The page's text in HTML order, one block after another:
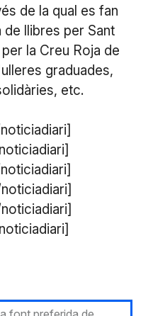
de la qual es fan
llibres per Sant
la Creu Roja de
graduades,
etc.